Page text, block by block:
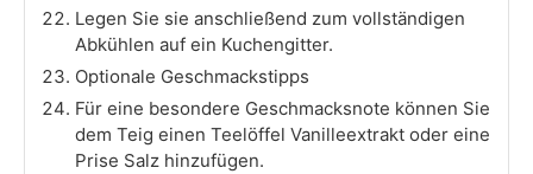
Legen Sie sie anschließend zum vollständigen
Abkühlen auf ein Kuchengitter.
Optionale Geschmackstipps
Für eine besondere Geschmacksnote können Sie
dem Teig einen Teelöffel Vanilleextrakt oder eine
Prise Salz hinzufügen.